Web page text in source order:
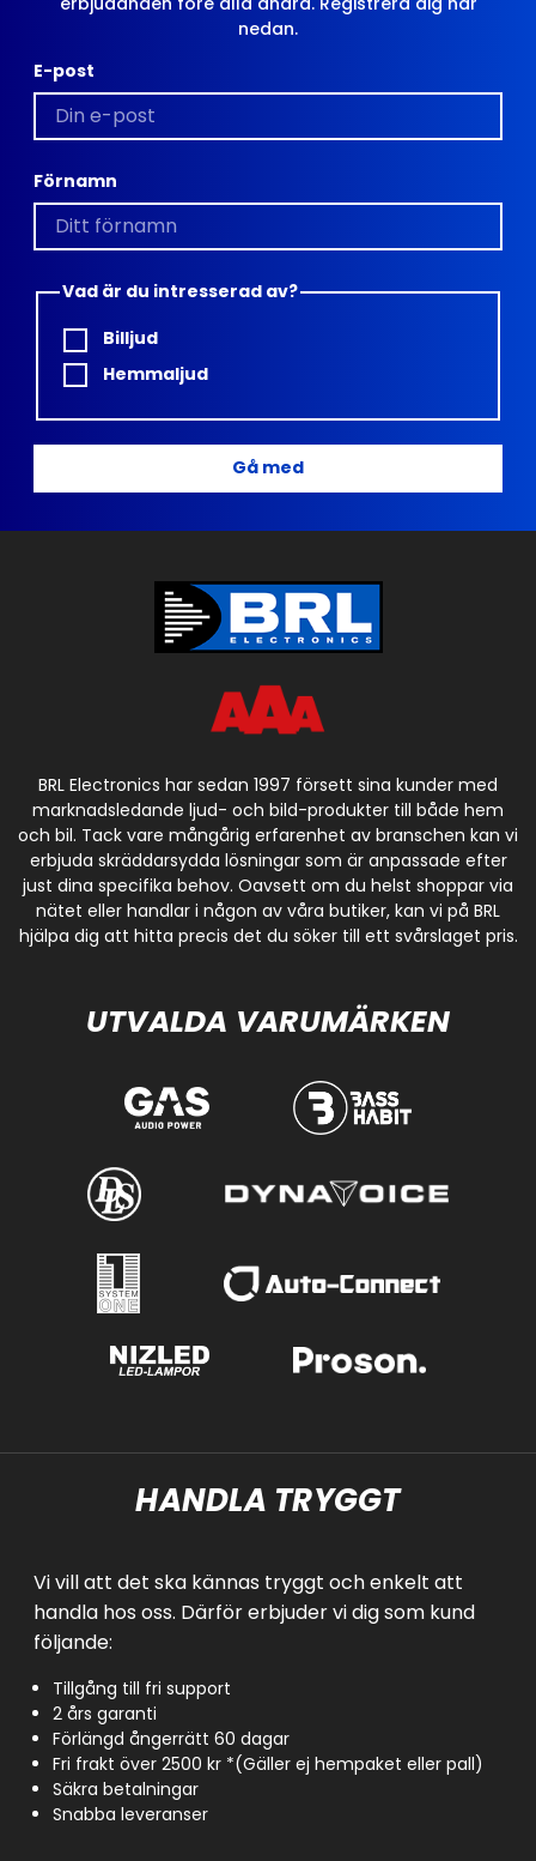
nedan.
E-post
Förnamn
Vad är du intresserad av?
Billjud
Hemmaljud
Gå med
BRL Electronics har sedan 1997 försett sina kunder med
marknadsledande ljud- och bild-produkter till både hem
och bil. Tack vare mångårig erfarenhet av branschen kan vi
erbjuda skräddarsydda lösningar som är anpassade efter
just dina specifika behov. Oavsett om du helst shoppar via
nätet eller handlar i någon av våra butiker, kan vi på BRL
hjälpa dig att hitta precis det du söker till ett svårslaget pris.
UTVALDA VARUMÄRKEN
HANDLA TRYGGT
Vi vill att det ska kännas tryggt och enkelt att
handla hos oss. Därför erbjuder vi dig som kund
följande:
Tillgång till fri support
2 års garanti
Förlängd ångerrätt 60 dagar
Fri frakt över 2500 kr *(Gäller ej hempaket eller pall)
Säkra betalningar
Snabba leveranser